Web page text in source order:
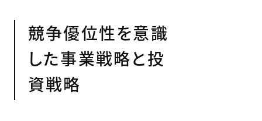
競争優位性を意識
した事業戦略と投
資戦略